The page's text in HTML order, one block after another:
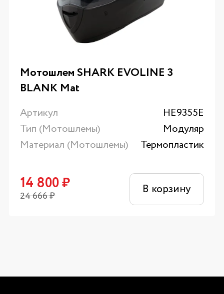
Мотошлем SHARK EVOLINE 3
BLANK Mat
Артикул
HE9355E
Тип (Мотошлемы)
Модуляр
Материал (Мотошлемы)
Термопластик
14 800₽
24 666₽ В корзину